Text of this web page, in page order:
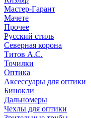
Мастер-Гарант
Мачете
Прочее
Русский стиль
Северная корона
Титов А.С.
Точилки
Оптика
Аксессуары для оптики
Бинокли
Дальномеры
Чехлы для оптики